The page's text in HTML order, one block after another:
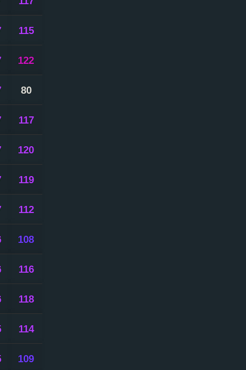
115
122
80
117
120
119
112
108
116
118
114
109